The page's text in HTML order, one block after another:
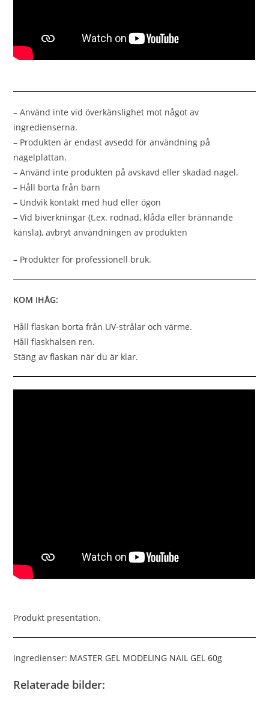
– Använd inte vid överkänslighet mot något av
ingredienserna.
– Produkten är endast avsedd för användning på
nagelplattan.
– Använd inte produkten på avskavd eller skadad nagel.
– Håll borta från barn
– Undvik kontakt med hud eller ögon
– Vid biverkningar (t.ex. rodnad, klåda eller brännande
känsla), avbryt användningen av produkten
– Produkter för professionell bruk.
KOM IHÅG:
Håll flaskan borta från UV-strålar och värme.
Håll flaskhalsen ren.
Stäng av flaskan när du är klar.
Produkt presentation.
Ingredienser: MASTER GEL MODELING NAIL GEL 60g
Relaterade bilder: